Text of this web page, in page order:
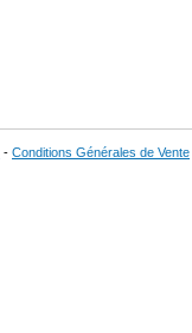
- Conditions Générales de Vente